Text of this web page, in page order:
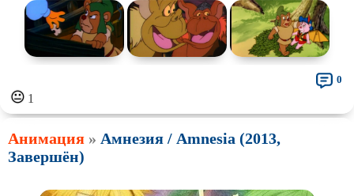
😐 1
0
Анимация » Амнезия / Amnesia (2013,
Завершён)